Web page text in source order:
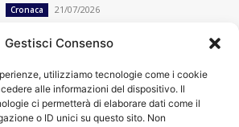
Gestisci Consenso
utilizziamo tecnologie come i cookie
alle informazioni del dispositivo. Il
ci permetterà di elaborare dati come il
o ID unici su questo sito. Non
Cronaca 21/07/2026
13498
7303